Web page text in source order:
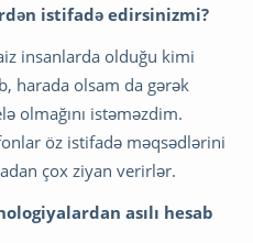
istifadə edirsinizmi?
insanlarda olduğu kimi
harada olsam da gərək
olmağını istəməzdim.
öz istifadə məqsədlərini
çox ziyan verirlər.
asılı hesab